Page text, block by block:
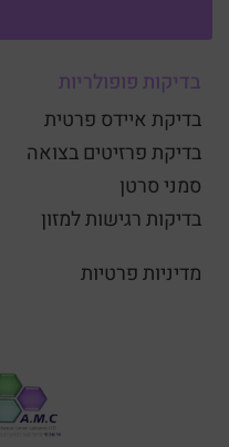
בדיקות פופולריות
בדיקת איידס פרטית
בדיקת פרזיטים בצואה
סמני סרטן
בדיקות רגישות למזון
מדיניות פרטיות